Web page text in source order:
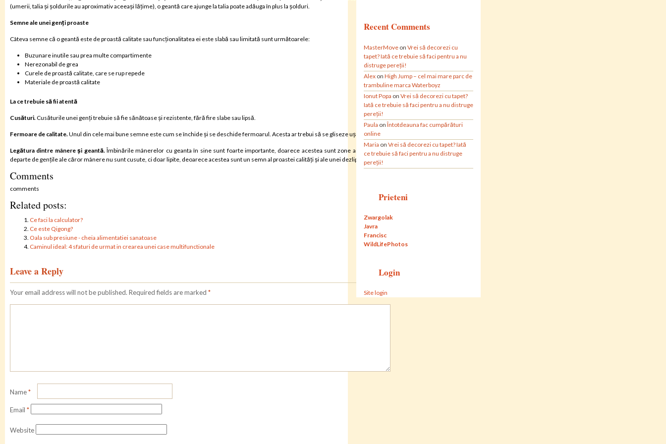
(umerii, talia și șoldurile au aproximativ aceeași lățime), o geantă care ajunge la talia poate adăuga în plus la șolduri.
Semne ale unei genți proaste
Câteva semne că o geantă este de proastă calitate sau funcționalitatea ei este slabă sau limitată sunt următoarele:
Buzunare inutile sau prea multe compartimente
Nerezonabil de grea
Curele de proastă calitate, care se rup repede
Materiale de proastă calitate
La ce trebuie să fii atentă
Cusături. Cusăturile unei genți trebuie să fie sănătoase și rezistente, fără fire slabe sau lipsă.
Fermoare de calitate. Unul din cele mai bune semne este cum se închide și se deschide fermoarul. Acesta ar trebui să se gliseze ușor, fără piedici.
Legătura dintre mânere și geantă.Îmbinările mânerelor cu geanta în sine sunt foarte importante, doarece acestea sunt zone asupra cărora sunt aplicate tensiuni mari. Stai
departe de gențile ale căror mânere nu sunt cusute, ci doar lipite, deoarece acestea sunt un semn al proastei calități și ale unei dezlipiri ușoare.
Comments
comments
Related posts:
Ce faci la calculator?
Ce este Qigong?
Oala sub presiune - cheia alimentatiei sanatoase
Caminul ideal: 4 sfaturi de urmat in crearea unei case multifunctionale
Leave a Reply
Your email address will not be published. Required fields are marked *
Name*
Email *
Website
Recent Comments
MasterMove on Vrei să decorezi cu
tapet? Iată ce trebuie să faci pentru a nu
distruge pereții!
Alex on High Jump – cel mai mare parc de
trambuline marca Waterboyz
Ionut Popa on Vrei să decorezi cu tapet?
Iată ce trebuie să faci pentru a nu distruge
pereții!
Paula onÎntotdeauna fac cumpărături
online
Maria on Vrei să decorezi cu tapet? Iată
ce trebuie să faci pentru a nu distruge
pereții!
Prieteni
Zwargolak
Javra
Francisc
WildLifePhotos
Login
Site login